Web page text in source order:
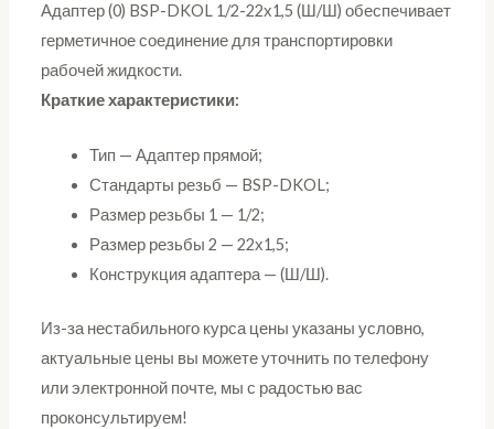
Адаптер (0) BSP-DKOL 1/2-22х1,5 (Ш/Ш) обеспечивает
герметичное соединение для транспортировки
рабочей жидкости.
Краткие характеристики:
Тип — Адаптер прямой;
Стандарты резьб — BSP-DKOL;
Размер резьбы 1 — 1/2;
Размер резьбы 2 — 22х1,5;
Конструкция адаптера — (Ш/Ш).
Из-за нестабильного курса цены указаны условно,
актуальные цены вы можете уточнить по телефону
или электронной почте, мы с радостью вас
проконсультируем!